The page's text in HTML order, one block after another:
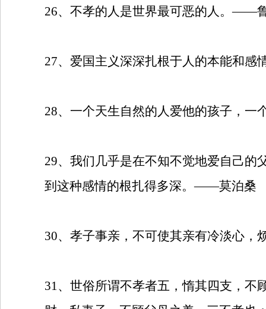
26、不孝的人是世界最可恶的人。——
27、爱国主义深深扎根于人的本能和
28、一个天生自然的人爱他的孩子，
29、我们几乎是在不知不觉地爱自己的
到这种感情的根扎得多深。——莫泊桑
30、孝子事亲，不可使其亲有冷淡心
31、世俗所谓不孝者五，惰其四支，不